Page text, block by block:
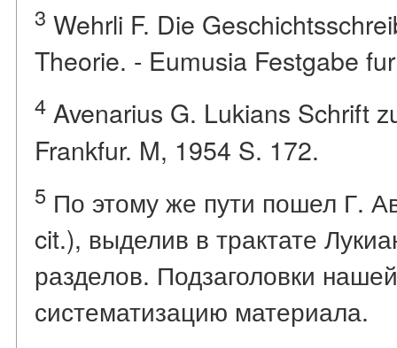
3 Wehrli F. Die
Theorie. - Eumusia Festgabe
4 Avenarius G. Lukians Schrift
Frankfur. M, 1954 S. 172.
5 По этому же пути пошел Г.
cit.), выделив в трактате
разделов. Подзаголовки
систематизацию материала.